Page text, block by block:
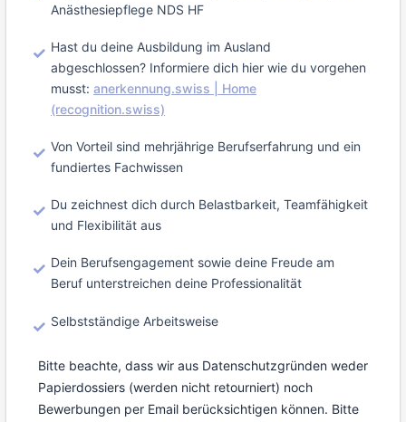
Anästhesiepflege NDS HF
Hast du deine Ausbildung im Ausland
abgeschlossen? Informiere dich hier wie du vorgehen
musst: anerkennung.swiss | Home
(recognition.swiss)
Von Vorteil sind mehrjährige Berufserfahrung und ein
fundiertes Fachwissen
Du zeichnest dich durch Belastbarkeit, Teamfähigkeit
und Flexibilität aus
Dein Berufsengagement sowie deine Freude am
Beruf unterstreichen deine Professionalität
Selbstständige Arbeitsweise
Bitte beachte, dass wir aus Datenschutzgründen weder
Papierdossiers (werden nicht retourniert) noch
Bewerbungen per Email berücksichtigen können. Bitte